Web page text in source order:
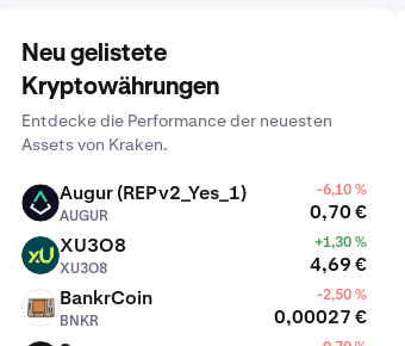
Neu gelistete
Kryptowährungen
Entdecke die Performance der neuesten
Assets von Kraken.
AUGUR Augur (REPv2_Yes_1)
AUGUR
-6,10 %
0,70 €
XU3O8 XU3O8
XU3O8
+1,30 %
4,69 €
BNKR BankrCoin
BNKR
-2,50 %
0,00027 €